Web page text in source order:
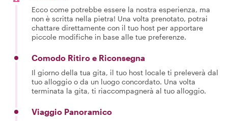
Ecco come potrebbe essere la nostra esperienza, ma
non è scritta nella pietra! Una volta prenotato, potrai
chattare direttamente con il tuo host per apportare
piccole modifiche in base alle tue preferenze.
Comodo Ritiro e Riconsegna
Il giorno della tua gita, il tuo host locale ti preleverà dal
tuo alloggio o da un luogo concordato. Una volta
terminata la gita, ti riaccompagnerà al tuo alloggio.
Viaggio Panoramico